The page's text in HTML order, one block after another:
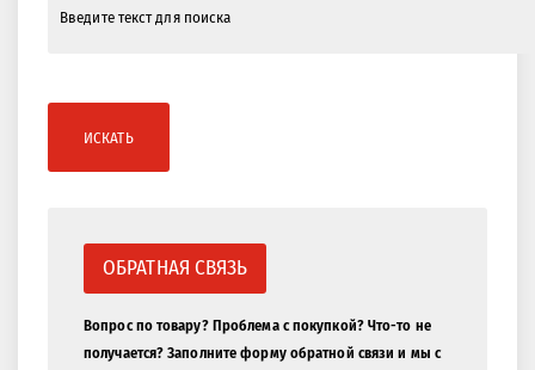
ИСКАТЬ
ОБРАТНАЯ СВЯЗЬ
Вопрос по товару? Проблема с покупкой? Что-то не
получается? Заполните форму обратной связи и мы с